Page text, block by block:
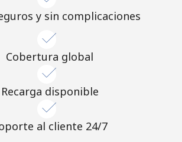
y sin complicaciones
Cobertura global
Recarga disponible
al cliente 24/7